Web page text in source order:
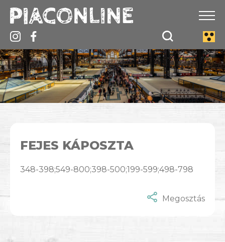
FEJES KÁPOSZTA
348-398;549-800;398-500;199-599;498-798
Megosztás